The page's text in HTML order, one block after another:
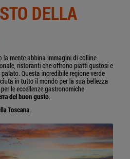
DELLA
la mente abbina immagini di colline
ristoranti che offrono piatti gustosi e
Questa incredibile regione verde
in tutto il mondo per la sua bellezza
le eccellenze gastronomiche.
del buon gusto.
Toscana.